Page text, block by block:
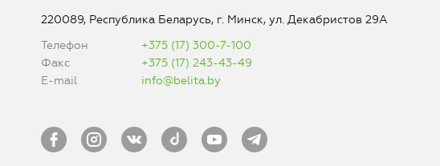
220089, Республика Беларусь, г. Минск, ул. Декабристов 29А
Телефон
+375 (17) 300-7-100
Факс
+375 (17) 243-43-49
E-mail
info@belita.by